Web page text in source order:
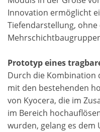
Innovation ermöglicht
Tiefendarstellung,
Prototyp eines
Durch die Kombination
mit den bestehenden
von Kyocera, die im
im Bereich
wurden, gelang es dem